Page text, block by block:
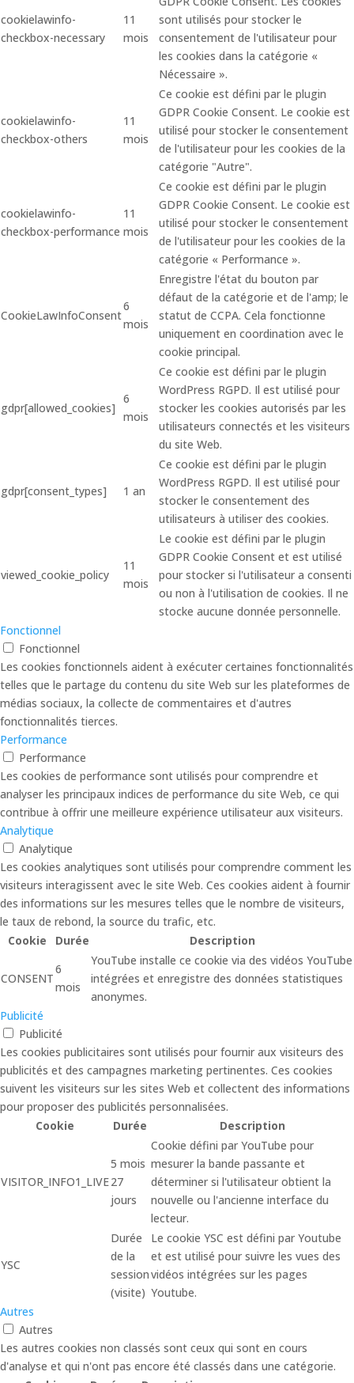
cookielawinfo-
checkbox-necessary
11
mois
sont utilisés pour stocker le
consentement de l'utilisateur pour
les cookies dans la catégorie «
Nécessaire ».
cookielawinfo-
checkbox-others
11
mois
Ce cookie est défini par le plugin
GDPR Cookie Consent. Le cookie est
utilisé pour stocker le consentement
de l'utilisateur pour les cookies de la
catégorie "Autre".
cookielawinfo-
checkbox-performance
11
mois
Ce cookie est défini par le plugin
GDPR Cookie Consent. Le cookie est
utilisé pour stocker le consentement
de l'utilisateur pour les cookies de la
catégorie « Performance ».
CookieLawInfoConsent
6
mois
Enregistre l'état du bouton par
défaut de la catégorie et de l'amp; le
statut de CCPA. Cela fonctionne
uniquement en coordination avec le
cookie principal.
gdpr[allowed_cookies]
6
mois
Ce cookie est défini par le plugin
WordPress RGPD. Il est utilisé pour
stocker les cookies autorisés par les
utilisateurs connectés et les visiteurs
du site Web.
gdpr[consent_types] 1 an
Ce cookie est défini par le plugin
WordPress RGPD. Il est utilisé pour
stocker le consentement des
utilisateurs à utiliser des cookies.
viewed_cookie_policy
11
mois
Le cookie est défini par le plugin
GDPR Cookie Consent et est utilisé
pour stocker si l'utilisateur a consenti
ou non à l'utilisation de cookies. Il ne
stocke aucune donnée personnelle.
Fonctionnel
Fonctionnel
Les cookies fonctionnels aident à exécuter certaines fonctionnalités
telles que le partage du contenu du site Web sur les plateformes de
médias sociaux, la collecte de commentaires et d'autres
fonctionnalités tierces.
Performance
Performance
Les cookies de performance sont utilisés pour comprendre et
analyser les principaux indices de performance du site Web, ce qui
contribue à offrir une meilleure expérience utilisateur aux visiteurs.
Analytique
Analytique
Les cookies analytiques sont utilisés pour comprendre comment les
visiteurs interagissent avec le site Web. Ces cookies aident à fournir
des informations sur les mesures telles que le nombre de visiteurs,
le taux de rebond, la source du trafic, etc.
Cookie
Durée Description
CONSENT
6
mois
YouTube installe ce cookie via des vidéos YouTube
intégrées et enregistre des données statistiques
anonymes.
Publicité
Publicité
Les cookies publicitaires sont utilisés pour fournir aux visiteurs des
publicités et des campagnes marketing pertinentes. Ces cookies
suivent les visiteurs sur les sites Web et collectent des informations
pour proposer des publicités personnalisées.
Cookie
Durée Description
VISITOR_INFO1_LIVE
5 mois
27
jours
Cookie défini par YouTube pour
mesurer la bande passante et
déterminer si l'utilisateur obtient la
nouvelle ou l'ancienne interface du
lecteur.
YSC
Durée
de la
session
(visite)
Le cookie YSC est défini par Youtube
et est utilisé pour suivre les vues des
vidéos intégrées sur les pages
Youtube.
Autres
Autres
Les autres cookies non classés sont ceux qui sont en cours
d'analyse et qui n'ont pas encore été classés dans une catégorie.